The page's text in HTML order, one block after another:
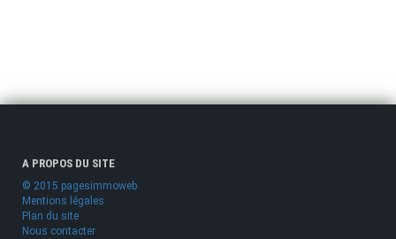
A PROPOS DU SITE
© 2015 pagesimmoweb
Mentions légales
Plan du site
Nous contacter